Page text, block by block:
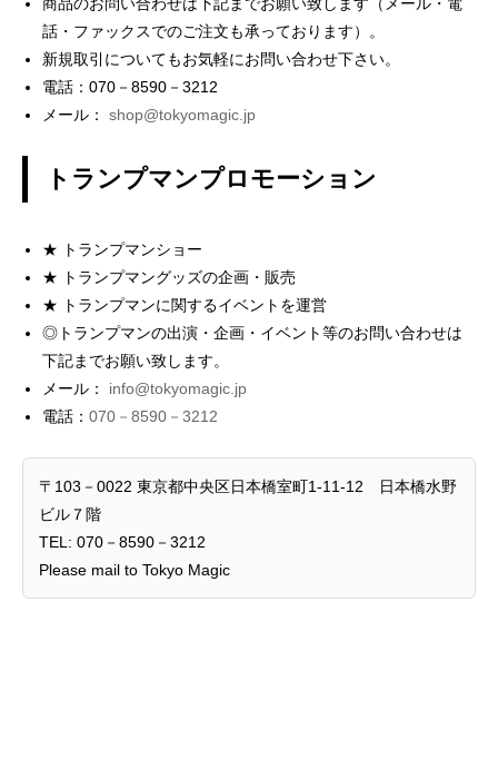
話・ファックスでのご注文も承っております）。
新規取引についてもお気軽にお問い合わせ下さい。
電話：070－8590－3212
メール：shop@tokyomagic.jp
トランプマンプロモーション
★ トランプマンショー
★ トランプマングッズの企画・販売
★ トランプマンに関するイベントを運営
◎トランプマンの出演・企画・イベント等のお問い合わせは
下記までお願い致します。
メール： info@tokyomagic.jp
電話：070－8590－3212
〒103－0022 東京都中央区日本橋室町1-11-12 日本橋水野
ビル７階
TEL: 070－8590－3212
Please mail to Tokyo Magic